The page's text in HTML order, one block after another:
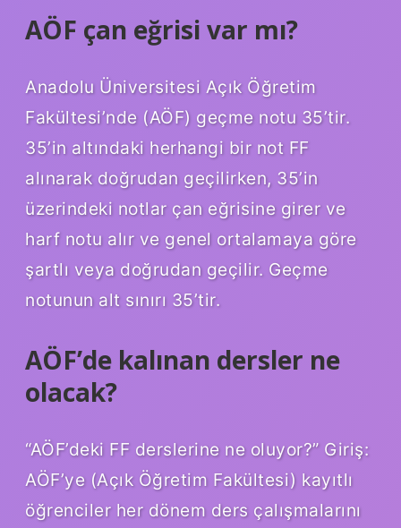
AÖF çan eğrisi var mı?
Anadolu Üniversitesi Açık Öğretim
Fakültesi’nde (AÖF) geçme notu 35’tir.
35’in altındaki herhangi bir not FF
alınarak doğrudan geçilirken, 35’in
üzerindeki notlar çan eğrisine girer ve
harf notu alır ve genel ortalamaya göre
şartlı veya doğrudan geçilir. Geçme
notunun alt sınırı 35’tir.
AÖF’de kalınan dersler ne
olacak?
“AÖF’deki FF derslerine ne oluyor?” Giriş:
AÖF’ye (Açık Öğretim Fakültesi) kayıtlı
öğrenciler her dönem ders çalışmalarını